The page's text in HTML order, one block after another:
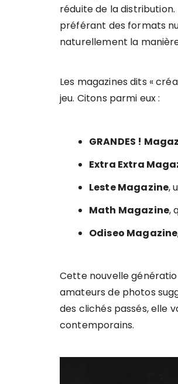
réduite de la
préférant des formats
naturellement la
Les magazines dits «
jeu. Citons parmi eux :
GRANDES !
Extra Extra
Leste Magazine,
Math Magazine,
Odiseo Magazine
Cette nouvelle
amateurs de photos
des clichés passés, elle
contemporains.